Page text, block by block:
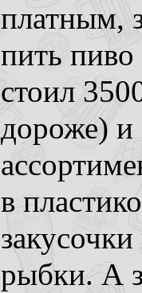
платным,
пить
стоил
дороже) и
в
рыбки. А